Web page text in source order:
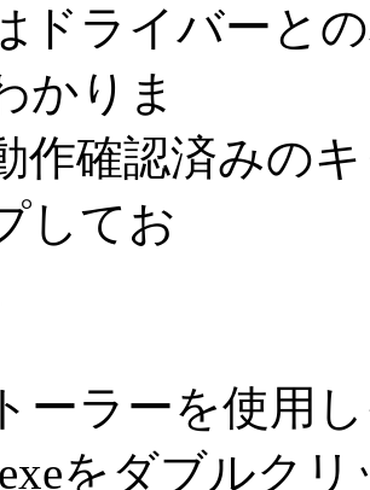
ドライバーと
かりま
作確認済みの
してお
ーラーを使用
をダブルク